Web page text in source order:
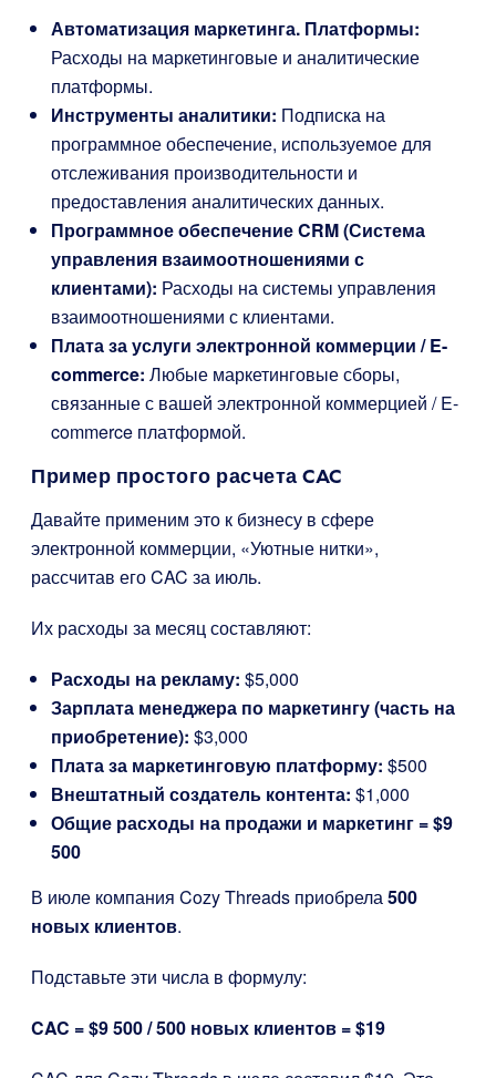
Автоматизация маркетинга. Платформы:
Расходы на маркетинговые и аналитические
платформы.
Инструменты аналитики: Подписка на
программное обеспечение, используемое для
отслеживания производительности и
предоставления аналитических данных.
Программное обеспечение CRM (Система
управления взаимоотношениями с
клиентами): Расходы на системы управления
взаимоотношениями с клиентами.
Плата за услуги электронной коммерции / E-
commerce: Любые маркетинговые сборы,
связанные с вашей электронной коммерцией / E-
commerce платформой.
Пример простого расчета CAC
Давайте применим это к бизнесу в сфере
электронной коммерции, «Уютные нитки»,
рассчитав его CAC за июль.
Их расходы за месяц составляют:
Расходы на рекламу: $5,000
Зарплата менеджера по маркетингу (часть на
приобретение): $3,000
Плата за маркетинговую платформу: $500
Внештатный создатель контента: $1,000
Общие расходы на продажи и маркетинг = $9
500
В июле компания Cozy Threads приобрела500
новых клиентов.
Подставьте эти числа в формулу:
CAC = $9 500 / 500 новых клиентов = $19